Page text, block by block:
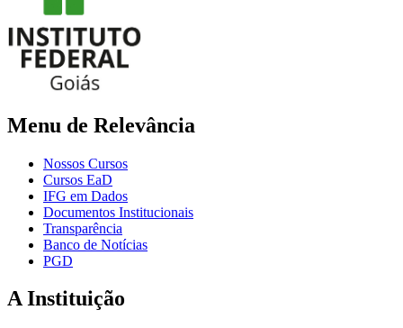
Menu de Relevância
Nossos Cursos
Cursos EaD
IFG em Dados
Documentos Institucionais
Transparência
Banco de Notícias
PGD
A Instituição